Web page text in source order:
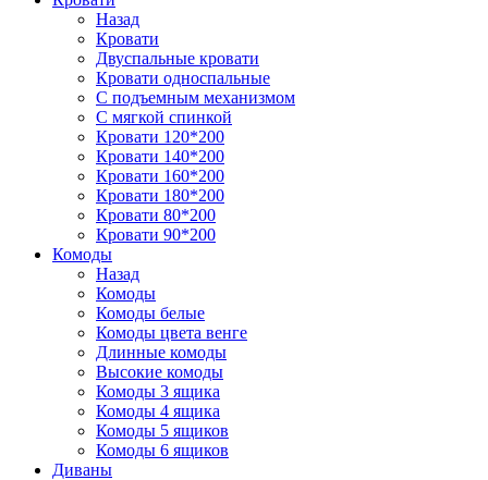
Назад
Кровати
Двуспальные кровати
Кровати односпальные
С подъемным механизмом
С мягкой спинкой
Кровати 120*200
Кровати 140*200
Кровати 160*200
Кровати 180*200
Кровати 80*200
Кровати 90*200
Комоды
Назад
Комоды
Комоды белые
Комоды цвета венге
Длинные комоды
Высокие комоды
Комоды 3 ящика
Комоды 4 ящика
Комоды 5 ящиков
Комоды 6 ящиков
Диваны